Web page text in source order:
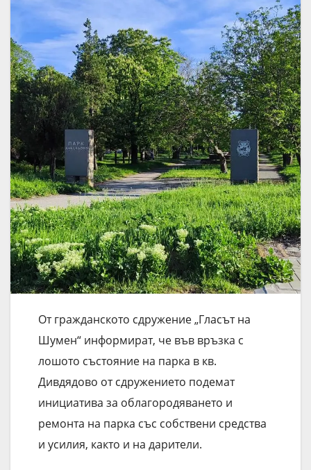
От гражданското сдружение „Гласът на
Шумен“ информират, че във връзка с
лошото състояние на парка в кв.
Дивдядово от сдружението подемат
инициатива за облагородяването и
ремонта на парка със собствени средства
и усилия, както и на дарители.